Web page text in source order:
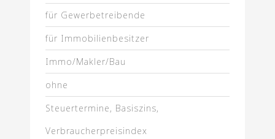
für Gewerbetreibende
für Immobilienbesitzer
Immo/Makler/Bau
ohne
Steuertermine, Basiszins,
Verbraucherpreisindex